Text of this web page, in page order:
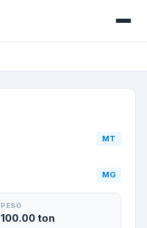
MT
MG
PESO
100.00ton